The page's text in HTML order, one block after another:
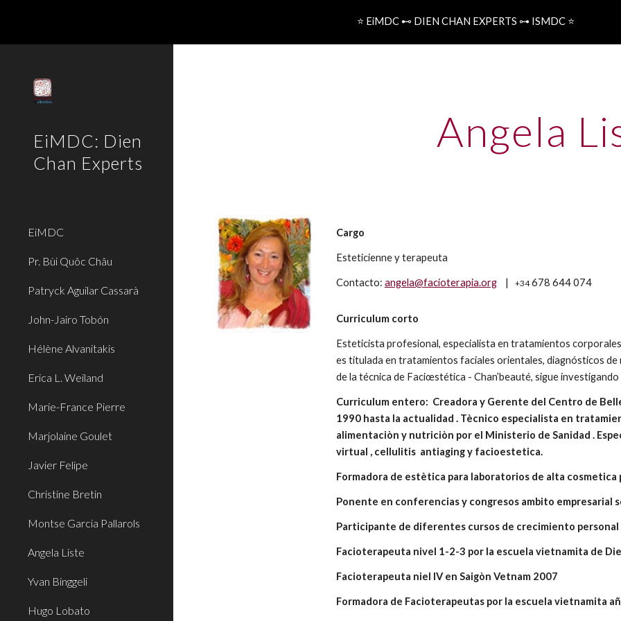
Skip to main content Skip to
⭐️ EiMDC ⊷ DIEN CHAN EXPERTS ⊶ ISMDC ⭐️
EiMDC: Dien
Chan Experts
EiMDC
Pr. Bùi Quôc Châu
Patryck Aguilar Cassarà
John-Jairo Tobón
Hélène Alvanitakis
Erica L. Weiland
Marie-France Pierre
Marjolaine Goulet
Javier Felipe
Christine Bretin
Montse Garcia Pallarols
Angela Liste
Yvan Binggeli
Hugo Lobato
Angela
Cargo
Esteticienne y terapeuta
Contacto: angela@facioterapia.org| +34678 644 074
Curriculum corto
Esteticista profesional, especialista en tratamientos
es titulada en tratamientos faciales orientales, diagnósticos
de la técnica de Faciœstética - Chan’beauté, sigue
Curriculum entero: Creadora y Gerente del Centro de
1990 hasta la actualidad . Tècnico especialista en
alimentaciòn y nutriciòn por el Ministerio de Sanidad .
virtual , cellulitis antiaging y facioestetica.
Formadora de estètica para laboratorios de alta
Ponente en conferencias y congresos ambito empresarial
Participante de diferentes cursos de crecimiento personal
Facioterapeuta nivel 1-2-3 por la escuela vietnamita de
Facioterapeuta niel IV en Saigòn Vetnam 2007
Formadora de Facioterapeutas por la escuela vietnamita